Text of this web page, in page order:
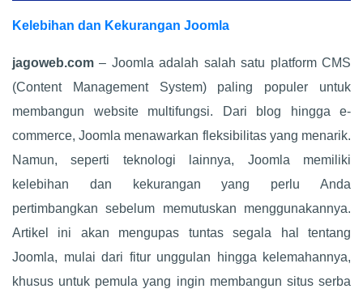
Kelebihan dan Kekurangan Joomla
jagoweb.com– Joomla adalah salah satu platform CMS
(Content Management System) paling populer untuk
membangun website multifungsi. Dari blog hingga e-
commerce, Joomla menawarkan fleksibilitas yang menarik.
Namun, seperti teknologi lainnya, Joomla memiliki
kelebihan dan kekurangan yang perlu Anda
pertimbangkan sebelum memutuskan menggunakannya.
Artikel ini akan mengupas tuntas segala hal tentang
Joomla, mulai dari fitur unggulan hingga kelemahannya,
khusus untuk pemula yang ingin membangun situs serba